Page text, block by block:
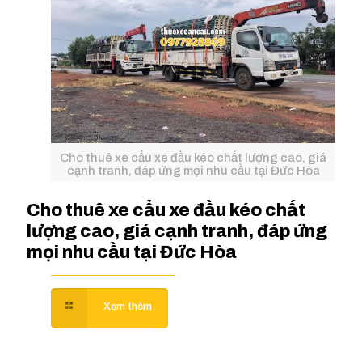
Cho thuê xe cẩu xe đầu kéo chất lượng cao, giá
cạnh tranh, đáp ứng mọi nhu cầu tại Đức Hòa
Cho thuê xe cẩu xe đầu kéo chất
lượng cao, giá cạnh tranh, đáp ứng
mọi nhu cầu tại Đức Hòa